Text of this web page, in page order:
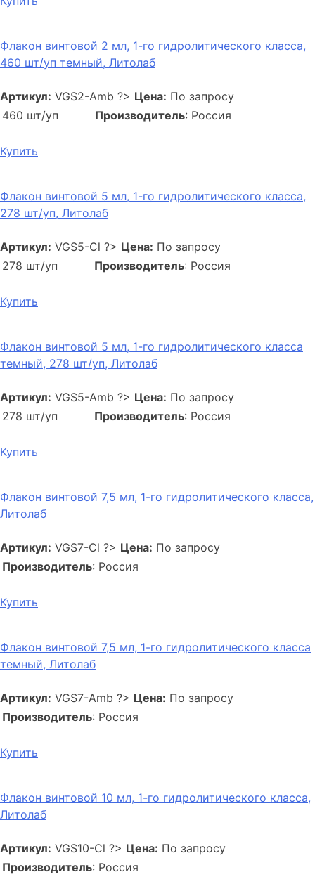
Флакон винтовой 2 мл, 1-го гидролитического класса,
460 шт/уп темный, Литолаб
Артикул: VGS2-Amb ?> Цена: По запросу
460 шт/уп
Производитель: Россия
Купить
Флакон винтовой 5 мл, 1-го гидролитического класса,
278 шт/уп, Литолаб
Артикул: VGS5-Cl ?> Цена: По запросу
278 шт/уп
Производитель: Россия
Купить
Флакон винтовой 5 мл, 1-го гидролитического класса
темный, 278 шт/уп, Литолаб
Артикул: VGS5-Amb ?> Цена: По запросу
278 шт/уп
Производитель: Россия
Купить
Флакон винтовой 7,5 мл, 1-го гидролитического класса,
Литолаб
Артикул: VGS7-Cl ?> Цена: По запросу
Производитель: Россия
Купить
Флакон винтовой 7,5 мл, 1-го гидролитического класса
темный, Литолаб
Артикул: VGS7-Amb ?> Цена: По запросу
Производитель: Россия
Купить
Флакон винтовой 10 мл, 1-го гидролитического класса,
Литолаб
Артикул: VGS10-Cl ?> Цена: По запросу
Производитель: Россия